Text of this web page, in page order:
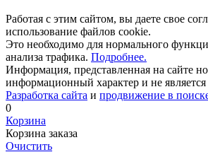
Работая с этим сайтом, вы даете свое
использование файлов cookie.
Это необходимо для нормального
анализа трафика. Подробнее.
Информация, представленная на сайте
информационный характер и не
Разработка сайта и продвижение в
0
Корзина
Корзина заказа
Очистить